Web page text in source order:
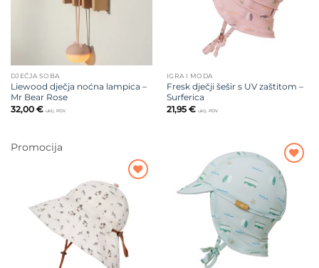
DJEČJA SOBA
Liewood dječja noćna lampica –
Mr Bear Rose
32,00 € uklj. PDV
IGRA I MODA
Fresk dječji šešir s UV zaštitom –
Surferica
21,95 € uklj. PDV
Promocija
Dodajte
na listu
želja
Dodajte
na listu
želja